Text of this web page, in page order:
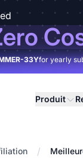
33Yfor yearly
Produit
/